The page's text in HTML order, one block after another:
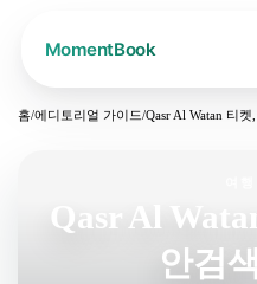
홈/에디토리얼 가이드/Qasr Al Watan 티
Qasr Al
안검